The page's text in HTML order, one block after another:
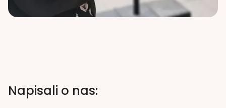
Napisali o nas: